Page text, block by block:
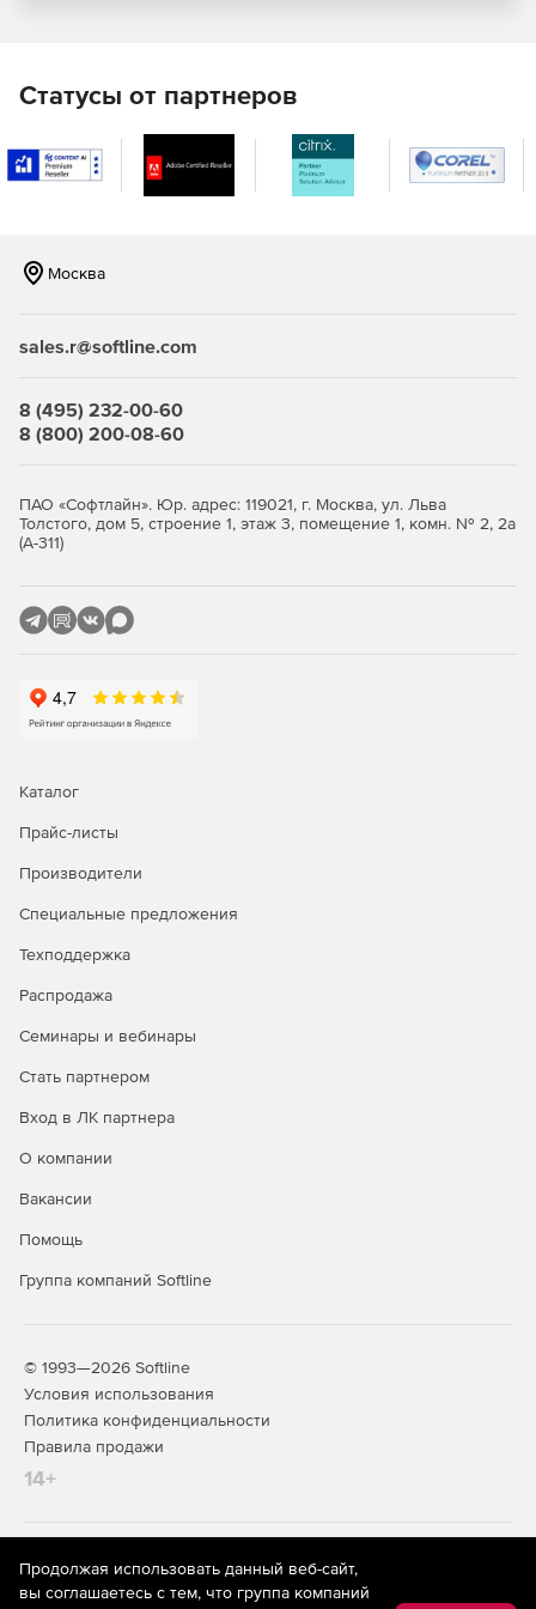
Предопределенных ключей.
Сертификатов.
Лицензии крипто-провайдера (для КриптоПро).
Настроек целевого программного обеспечения
(только для СПДС «ПОСТ»).
Контроль:
пространства, загрузки сетевых интерфейсов,
Активности управляемых VPN-устройств.
Оценка загруженности VPN-устройств на основе
не имеющих прав администратора.
помощью интерактивных мастеров.
Сбор сообщений из журнала регистрации событий
Создание контейнеров с секретными ключами на
VPN-устройствах.
Конвертация политик безопасности VPN-устройств с
младших версий на старшие.
Выполнение на VPN-устройстве расширенных
Статусы от партнеров
Москва
sales.r@softline.com
8 (495) 232-00-60
8 (800) 200-08-60
ПАО «Софтлайн». Юр. адрес: 119021, г. Москва, ул. Льва
Толстого, дом 5, строение 1, этаж 3, помещение 1, комн. № 2, 2а
(А-311)
Каталог
Прайс-листы
Производители
Специальные предложения
Техподдержка
Распродажа
Семинары и вебинары
Стать партнером
Вход в ЛК партнера
О компании
Вакансии
Помощь
Группа компаний Softline
© 1993—2026 Softline
Условия использования
Политика конфиденциальности
Правила продажи
14+
На информационном ресурсе store.softline.ru применяются
рекомендательные технологии
(информационные технологии
предоставления информации на основе сбора,
Продолжая использовать данный веб-сайт,
вы соглашаетесь с тем, что группа компаний